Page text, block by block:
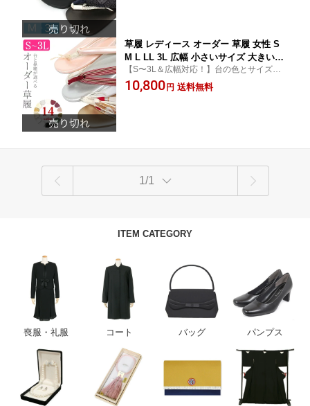
草履 レディース オーダー 草履 女性 S
M L LL 3L 広幅 小さいサイズ 大きいサ
イズ 【台の色・サイズ・鼻緒が選べま
す！ オーダー草履】 ぞうり 振袖 訪問
【S〜3L＆広幅対応！】台の色とサイズ・
鼻緒が選べるオーダー草履！！小さいサイ
ズから 大きいサイズまで対応 4Lも別注可！
10,800 円 送料無料
1/1
ITEM CATEGORY
喪服・礼服 コート バッグ パンプス